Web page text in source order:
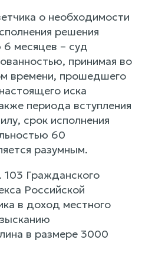
о необходимости
решения
месяцев – суд
принимая во
времени, прошедшего
иска
периода вступления
срок исполнения
60
разумным.
103 Гражданского
Российской
в доход местного
в размере 3000